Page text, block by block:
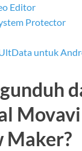
Editor
Protector
untuk
Movavi
Maker?